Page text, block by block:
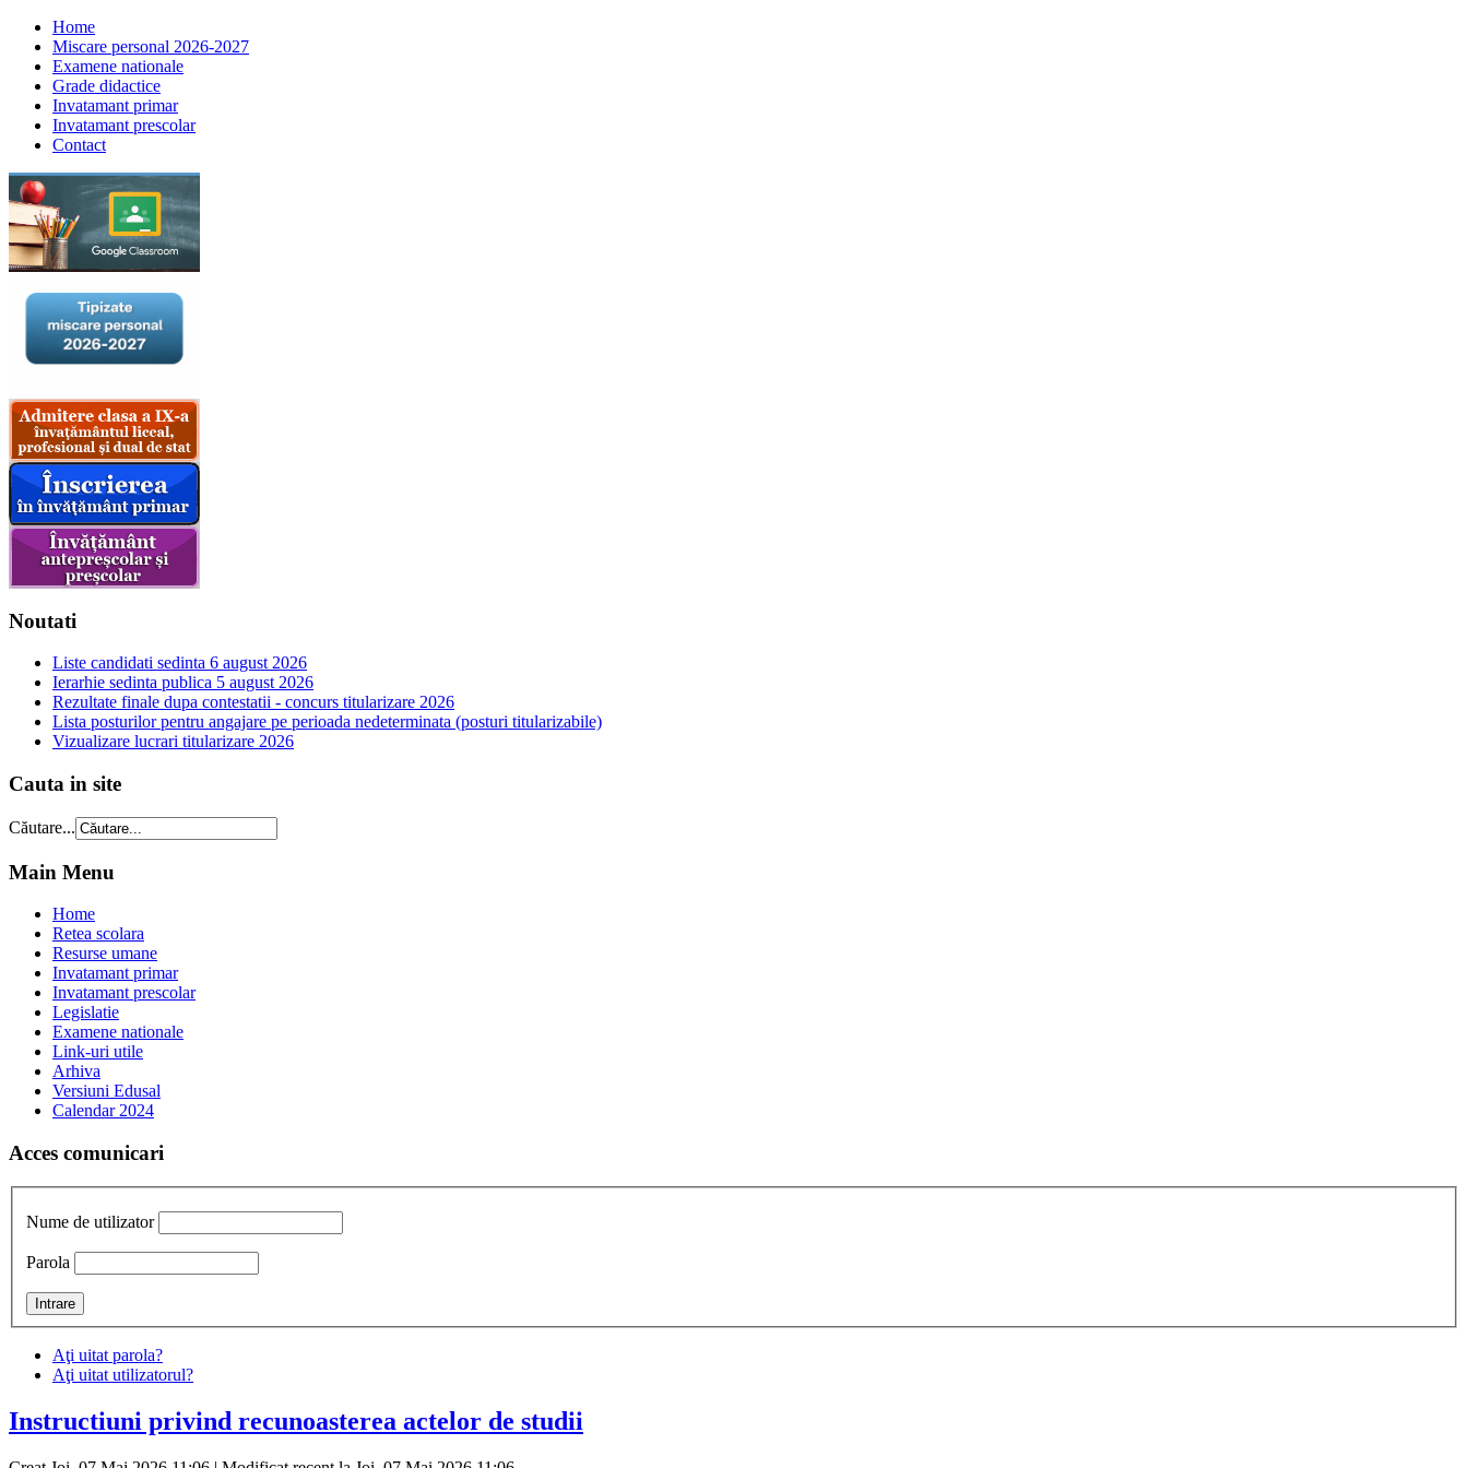
Home
Miscare personal 2026-2027
Examene nationale
Grade didactice
Invatamant primar
Invatamant prescolar
Contact
Noutati
Liste candidati sedinta 6 august 2026
Ierarhie sedinta publica 5 august 2026
Rezultate finale dupa contestatii - concurs titularizare 2026
Lista posturilor pentru angajare pe perioada nedeterminata (posturi titularizabile)
Vizualizare lucrari titularizare 2026
Cauta in site
Căutare...
Main Menu
Home
Retea scolara
Resurse umane
Invatamant primar
Invatamant prescolar
Legislatie
Examene nationale
Link-uri utile
Arhiva
Versiuni Edusal
Calendar 2024
Acces comunicari
Nume de utilizator
Parola
Aţi uitat parola?
Aţi uitat utilizatorul?
Instructiuni privind recunoasterea actelor de studii